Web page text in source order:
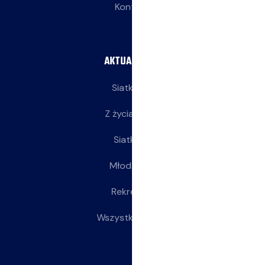
Kontakt
AKTUALNOŚCI
Siatkarze
Z życia klubu
Siatkarki
Młodziczki
Rekreacja
Wszystkie wpisy